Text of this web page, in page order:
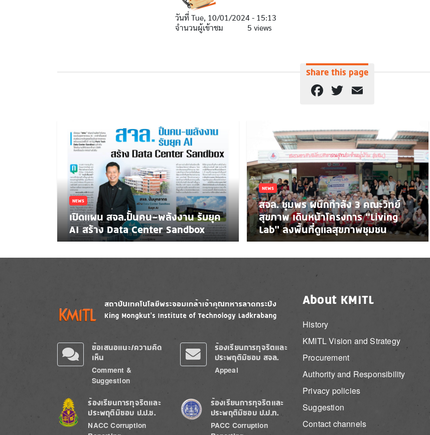
วันที่Tue, 10/01/2024 - 15:13
จำนวนผู้เข้าชม
5 views
Share this page
Facebook
Twitter
NEWS
เปิดแผน สจล.ปั้นคน-พลังงาน รับยุค
AI สร้าง Data Center Sandbox
NEWS
สจล. ชุมพร ผนึกกำลัง 3 คณะวิทย์
สุขภาพ เดินหน้าโครงการ “Living
Lab” ลงพื้นที่ดูแลสุขภาพชุมชน
Image Image
ข้อเสนอแนะ/ความคิด
เห็น
Comment &
Suggestion
ร้องเรียนการทุจริตและ
ประพฤติมิชอบ สจล.
Appeal
Image
ร้องเรียนการทุจริตและ
ประพฤติมิชอบ ป.ป.ช.
NACC Corruption
Image
ร้องเรียนการทุจริตและ
ประพฤติมิชอบ ป.ป.ท.
PACC Corruption
About KMITL
History
KMITL Vision and Strategy
Procurement
Authority and Responsibility
Privacy policies
Suggestion
Contact channels